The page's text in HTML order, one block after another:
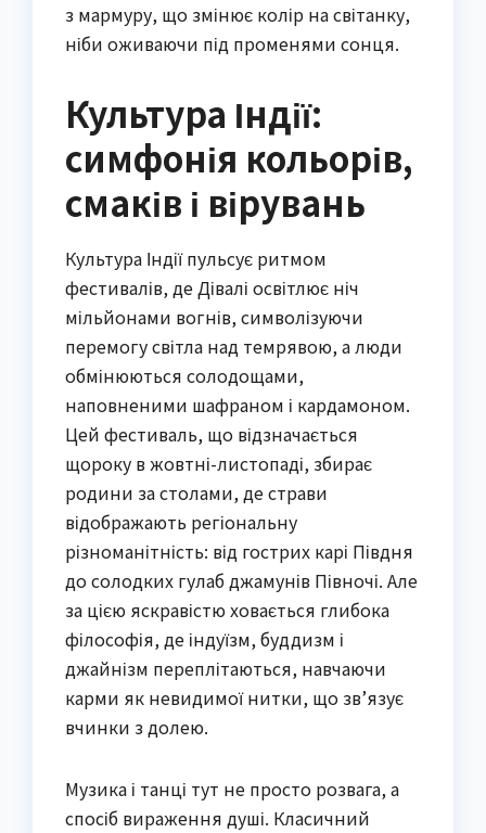
з мармуру, що змінює колір на світанку,
ніби оживаючи під променями сонця.
Культура Індії:
симфонія кольорів,
смаків і вірувань
Культура Індії пульсує ритмом
фестивалів, де Дівалі освітлює ніч
мільйонами вогнів, символізуючи
перемогу світла над темрявою, а люди
обмінюються солодощами,
наповненими шафраном і кардамоном.
Цей фестиваль, що відзначається
щороку в жовтні-листопаді, збирає
родини за столами, де страви
відображають регіональну
різноманітність: від гострих карі Півдня
до солодких гулаб джамунів Півночі. Але
за цією яскравістю ховається глибока
філософія, де індуїзм, буддизм і
джайнізм переплітаються, навчаючи
карми як невидимої нитки, що зв’язує
вчинки з долею.
Музика і танці тут не просто розвага, а
спосіб вираження душі. Класичний